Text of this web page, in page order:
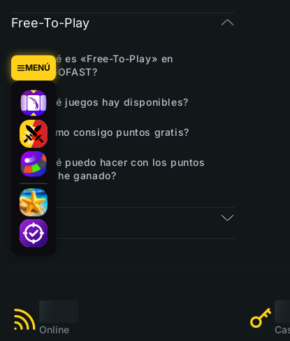
MENÚ
Free-To-Play
¿Qué es «Free-To-Play» en
CSGOFAST?
¿Qué juegos hay disponibles?
¿Cómo consigo puntos gratis?
¿Qué puedo hacer con los puntos
que he ganado?
Tickets
Online